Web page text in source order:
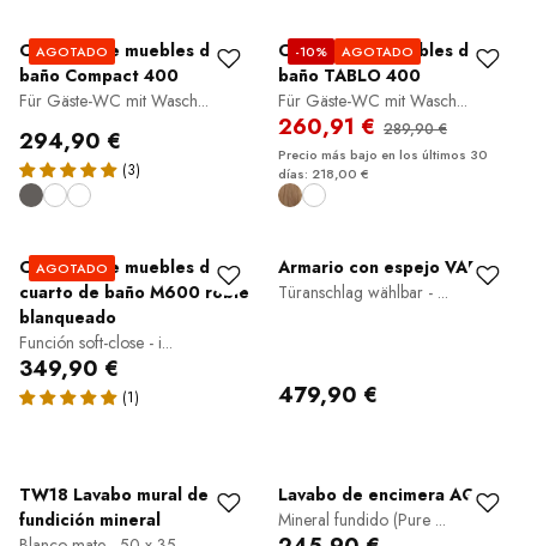
AGOTADO
Conjunto de muebles de
baño Compact 400
Für Gäste-WC mit Wasch...
294,90 €
AGOTADO
-10%
Conjunto de muebles de
baño TABLO 400
Für Gäste-WC mit Wasch...
260,91 € 289,90 €
Precio más bajo en los últimos 30
días: 218,00 €
AGOTADO
Conjunto de muebles de
cuarto de baño M600 roble
blanqueado
Función soft-close - i...
349,90 €
Armario con espejo VARO
Türanschlag wählbar - ...
479,90 €
TW18 Lavabo mural de
fundición mineral
Lavabo de encimera AQUA
Mineral fundido (Pure ...